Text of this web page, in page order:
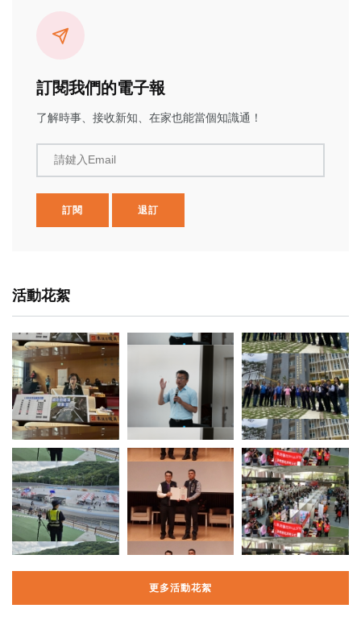
訂閱我們的電子報
了解時事、接收新知、在家也能當個知識通！
請鍵入Email
訂閱 退訂
活動花絮
更多活動花絮